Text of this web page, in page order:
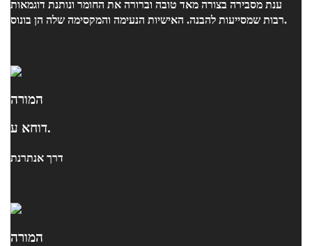
ענת מסבירה בצורה מאד טובה וברורה את החומר ונותנת דוגמאות
רבות שמסייעות להבנה. האישיות הנעימה והמקסימה שלה הן בונוס.
המורה
דוחא ע.
דרך אנתרנת
המורה